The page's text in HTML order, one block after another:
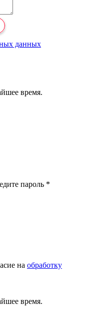
данных
время.
пароль *
на обработку
время.